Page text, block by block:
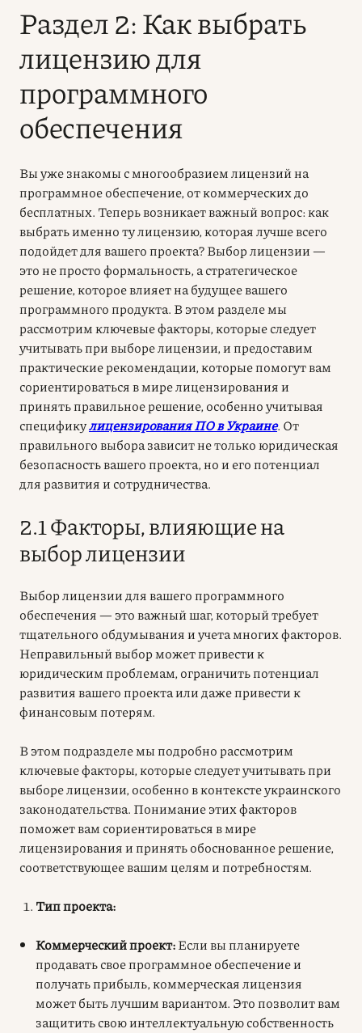
Раздел 2: Как выбрать
лицензию для
программного
обеспечения
Вы уже знакомы с многообразием лицензий на
программное обеспечение, от коммерческих до
бесплатных. Теперь возникает важный вопрос: как
выбрать именно ту лицензию, которая лучше всего
подойдет для вашего проекта? Выбор лицензии —
это не просто формальность, а стратегическое
решение, которое влияет на будущее вашего
программного продукта. В этом разделе мы
рассмотрим ключевые факторы, которые следует
учитывать при выборе лицензии, и предоставим
практические рекомендации, которые помогут вам
сориентироваться в мире лицензирования и
принять правильное решение, особенно учитывая
спецификулицензирования ПО в Украине. От
правильного выбора зависит не только юридическая
безопасность вашего проекта, но и его потенциал
для развития и сотрудничества.
2.1 Факторы, влияющие на
выбор лицензии
Выбор лицензии для вашего программного
обеспечения — это важный шаг, который требует
тщательного обдумывания и учета многих факторов.
Неправильный выбор может привести к
юридическим проблемам, ограничить потенциал
развития вашего проекта или даже привести к
финансовым потерям.
В этом подразделе мы подробно рассмотрим
ключевые факторы, которые следует учитывать при
выборе лицензии, особенно в контексте украинского
законодательства. Понимание этих факторов
поможет вам сориентироваться в мире
лицензирования и принять обоснованное решение,
соответствующее вашим целям и потребностям.
Тип проекта:
Коммерческий проект:Если вы планируете
продавать свое программное обеспечение и
получать прибыль, коммерческая лицензия
может быть лучшим вариантом. Это позволит вам
защитить свою интеллектуальную собственность